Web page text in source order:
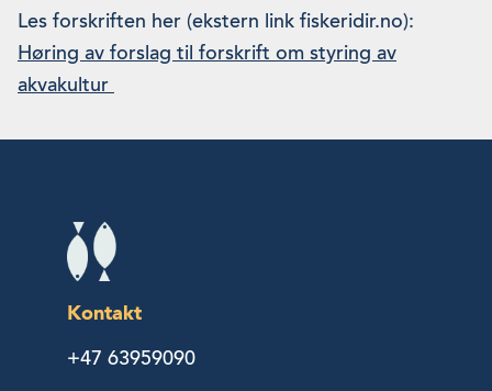
Les forskriften her (ekstern link fiskeridir.no):
Høring av forslag til forskrift om styring av
akvakultur
Kontakt
+47 63959090